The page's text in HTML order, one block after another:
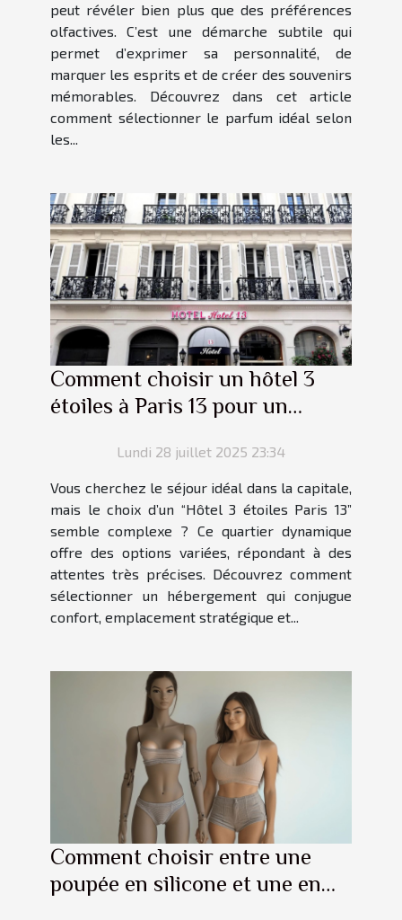
peut révéler bien plus que des préférences
olfactives. C’est une démarche subtile qui
permet d’exprimer sa personnalité, de
marquer les esprits et de créer des souvenirs
mémorables. Découvrez dans cet article
comment sélectionner le parfum idéal selon
les...
Comment choisir un hôtel 3
étoiles à Paris 13 pour un
Lundi 28 juillet 2025 23:34
Vous cherchez le séjour idéal dans la capitale,
mais le choix d’un “Hôtel 3 étoiles Paris 13”
semble complexe ? Ce quartier dynamique
offre des options variées, répondant à des
attentes très précises. Découvrez comment
sélectionner un hébergement qui conjugue
confort, emplacement stratégique et...
Comment choisir entre une
poupée en silicone et une en